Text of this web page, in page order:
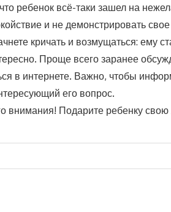
ребенок всё-таки зашел на
и не демонстрировать
кричать и возмущаться: ему
Проще всего заранее
в интернете. Важно, чтобы
его вопрос.
внимания! Подарите ребенку